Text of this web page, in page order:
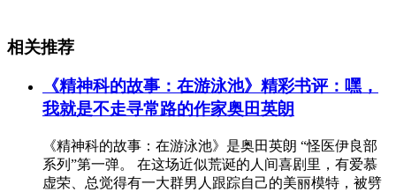
相关推荐
《精神科的故事：在游泳池》精彩书评：嘿，
我就是不走寻常路的作家奥田英朗
《精神科的故事：在游泳池》是奥田英朗 “怪医伊良部
系列”第一弹。 在这场近似荒诞的人间喜剧里，有爱慕
虚荣、总觉得有一大群男人跟踪自己的美丽模特，被劈